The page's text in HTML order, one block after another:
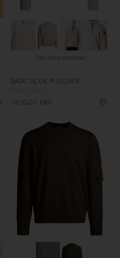
Fås i flere størrelser
BASIC SCOE PULLOVER
1.800,00 DKK